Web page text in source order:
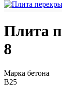
Плита
8
Марка бетона
B25